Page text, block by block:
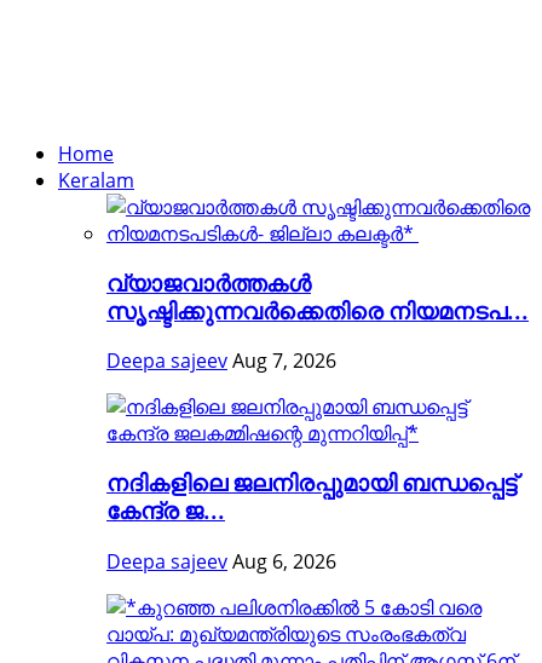
Home
Keralam
വ്യാജവാർത്തകൾ
സൃഷ്ടിക്കുന്നവർക്കെതിരെ നിയമനടപ...
Deepa sajeevAug 7, 2026
നദികളിലെ ജലനിരപ്പുമായി ബന്ധപ്പെട്ട്
കേന്ദ്ര ജ...
Deepa sajeevAug 6, 2026